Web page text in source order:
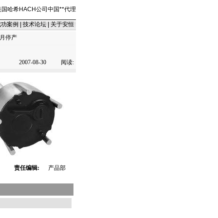
国哈希HACH公司中国**代理
案例 技术论坛
关于安恒
停产
2007-08-30 阅读:
责任编辑: 产品部